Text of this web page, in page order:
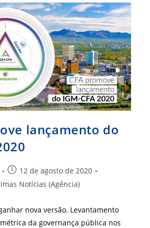
CFA
lançamento do
Post
publicado:
12 de agosto de 2020
Notícias (Agência)
nova versão. Levantamento
da governança pública nos